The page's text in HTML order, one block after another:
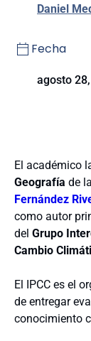
Daniel
Fecha
agosto
El académico
Geografía de
Fernández
como autor
del Grupo
Cambio
El IPCC es el
de entregar
conocimiento